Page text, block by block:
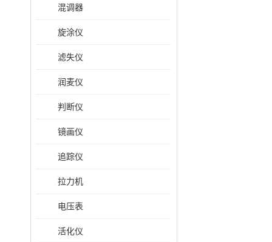
混调器
旋涂仪
滤失仪
润麦仪
判断仪
镜画仪
追踪仪
拉力机
电压表
活化仪